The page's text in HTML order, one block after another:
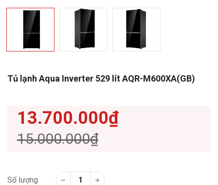
Tủ lạnh Aqua Inverter 529 lít AQR-M600XA(GB)
13.700.000₫
15.000.000₫
Số lượng